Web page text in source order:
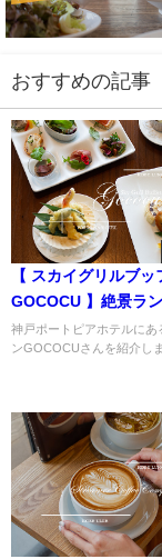
おすすめの記事
【 スカイグリルブッ
GOCOCU 】絶景ラ
時間を【ポートピア
戸】
神戸ポートピアホテルにあ
ンGOCOCUさんを紹介し